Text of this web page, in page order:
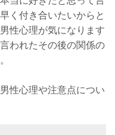
く付き合いたいからと
性心理が気になります
われたその後の関係の
性心理や注意点につい